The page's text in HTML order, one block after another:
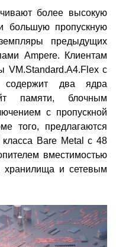
более высокую
большую пропускную
предыдущих
Ampere. Клиентам
VM.Standard.A4.Flex с
два ядра
памяти, блочным
с пропускной
того, предлагаются
Bare Metal с 48
вместимостью
хранилища и сетевым